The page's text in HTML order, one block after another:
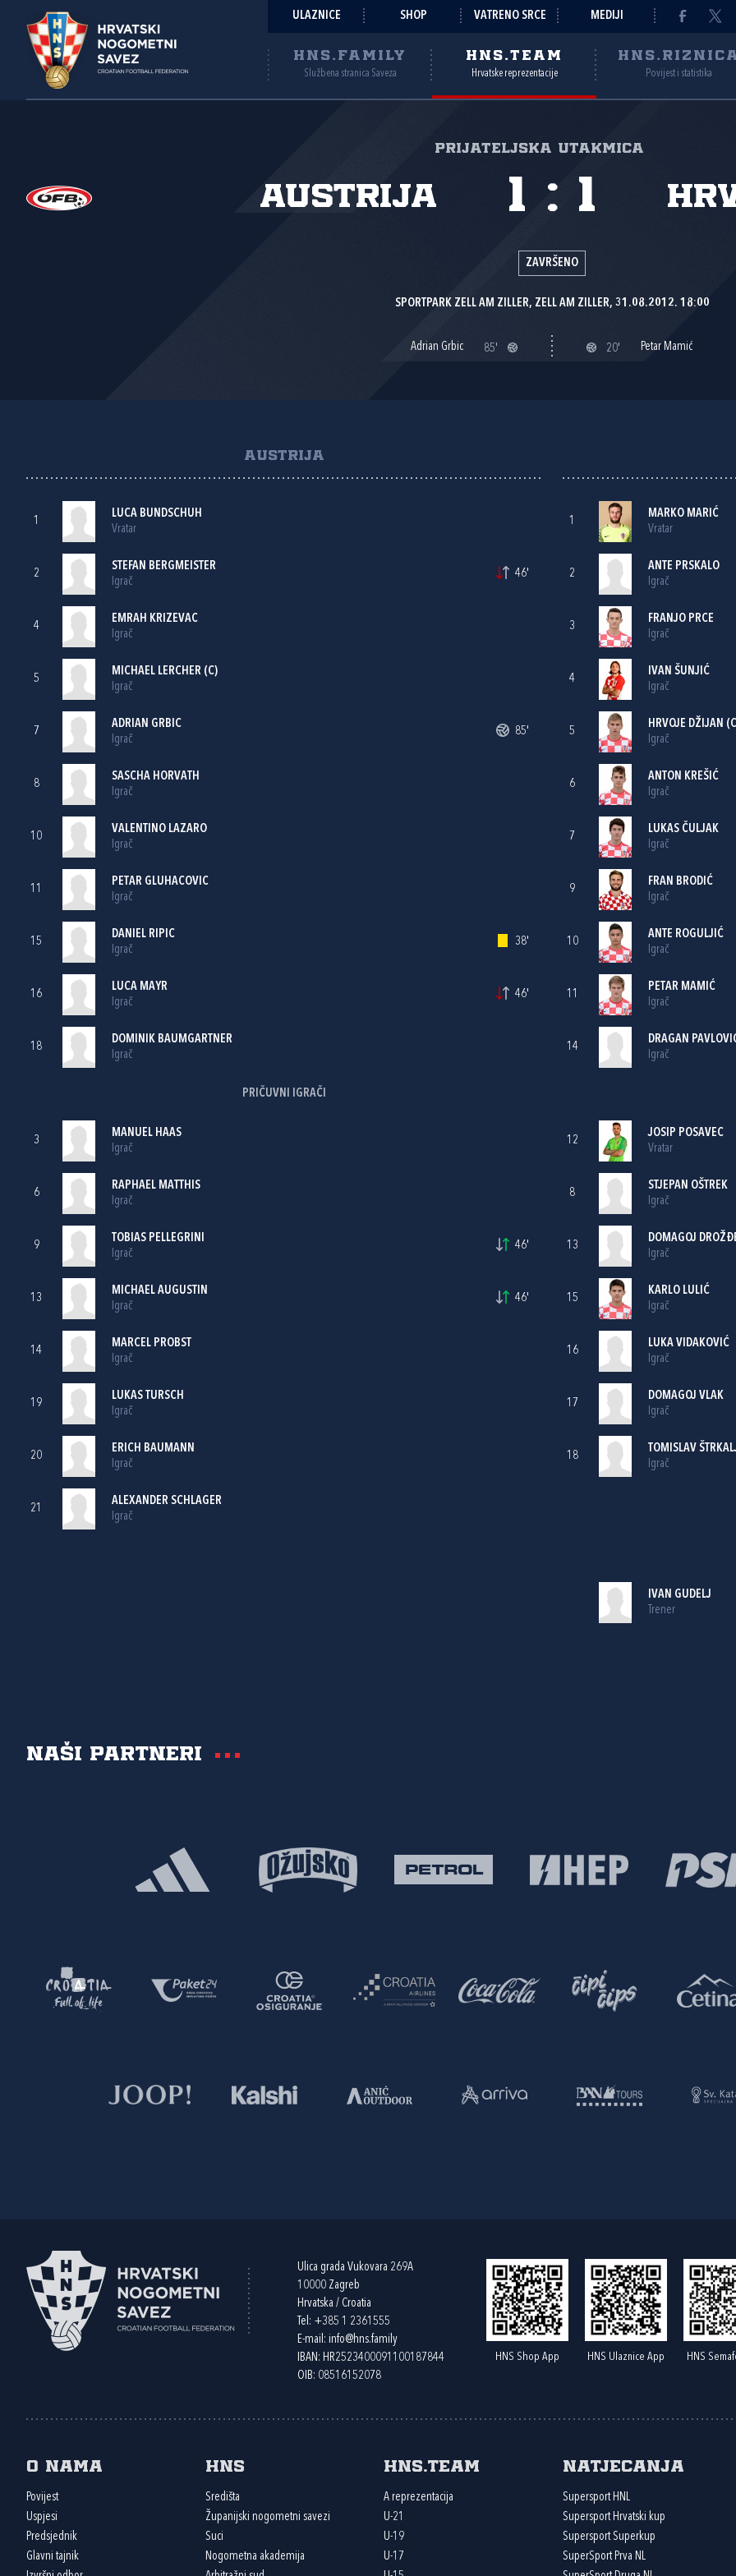
ULAZNICE SHOP VATRENO SRCE MEDIJI
HNS.FAMILY
Službena stranica Saveza
HNS.TEAM
Hrvatske reprezentacije Povijest i statistika
Prijateljska utakmica
Austrija 1 : 1
ZAVRŠENO
SPORTPARK ZELL AM ZILLER, ZELL AM ZILLER, 31.08.2012. 18:00
Adrian Grbic 85' 20' Petar Mamić
AUSTRIJA
1
LUCA BUNDSCHUH
Vratar
2
STEFAN BERGMEISTER
Igrač
46'
4
EMRAH KRIZEVAC
Igrač
5
MICHAEL LERCHER (C)
Igrač
7
ADRIAN GRBIC
Igrač
85'
8
SASCHA HORVATH
Igrač
10
VALENTINO LAZARO
Igrač
11
PETAR GLUHACOVIC
Igrač
15
DANIEL RIPIC
Igrač
38'
16
LUCA MAYR
Igrač
46'
18
DOMINIK BAUMGARTNER
Igrač
PRIČUVNI IGRAČI
3
MANUEL HAAS
Igrač
6
RAPHAEL MATTHIS
Igrač
9
TOBIAS PELLEGRINI
Igrač
46'
13
MICHAEL AUGUSTIN
Igrač
46'
14
MARCEL PROBST
Igrač
19
LUKAS TURSCH
Igrač
20
ERICH BAUMANN
Igrač
21
ALEXANDER SCHLAGER
Igrač
1
MARKO MARIĆ
Vratar
2
ANTE PRSKALO
Igrač
3
FRANJO PRCE
Igrač
4
IVAN ŠUNJIĆ
Igrač
5
HRVOJE DŽIJAN
Igrač
6
ANTON KREŠIĆ
Igrač
7
LUKAS ČULJAK
Igrač
9
FRAN BRODIĆ
Igrač
10
ANTE ROGULJIĆ
Igrač
11
PETAR MAMIĆ
Igrač
14
DRAGAN
Igrač
12
JOSIP POSAVEC
Vratar
8
STJEPAN OŠTREK
Igrač
13
DOMAGOJ
Igrač
15
KARLO LULIĆ
Igrač
16
LUKA VIDAKOVIĆ
Igrač
17
DOMAGOJ VLAK
Igrač
18
TOMISLAV
Igrač
IVAN GUDELJ
Trener
Naši partneri
Ulica grada Vukovara 269A
10000 Zagreb
Hrvatska / Croatia
Tel: +385 1 2361555
E-mail: info@hns.family
IBAN: HR2523400091100187844
OIB: 08516152078
HNS Shop App HNS Ulaznice App HNS
O nama
Povijest
Uspjesi
Predsjednik
Glavni tajnik
HNS
Središta
Županijski nogometni savezi
Suci
Nogometna akademija
HNS.team
A reprezentacija
U-21
U-19
U-17
Natjecanja
Supersport HNL
Supersport Hrvatski kup
Supersport Superkup
SuperSport Prva NL